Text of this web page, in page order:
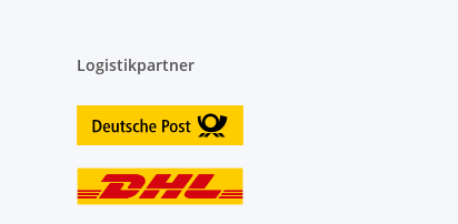
Logistikpartner